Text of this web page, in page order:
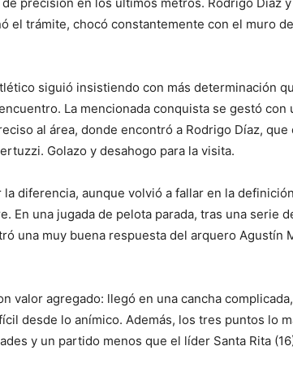
el trámite, chocó constantemente con el muro
siguió insistiendo con más determinación
La mencionada conquista se gestó con
al área, donde encontró a Rodrigo Díaz,
Golazo y desahogo para la visita.
diferencia, aunque volvió a fallar en la
En una jugada de pelota parada, tras una serie
una muy buena respuesta del arquero Agustín
valor agregado: llegó en una cancha
desde lo anímico. Además, los tres puntos lo
y un partido menos que el líder Santa Rita